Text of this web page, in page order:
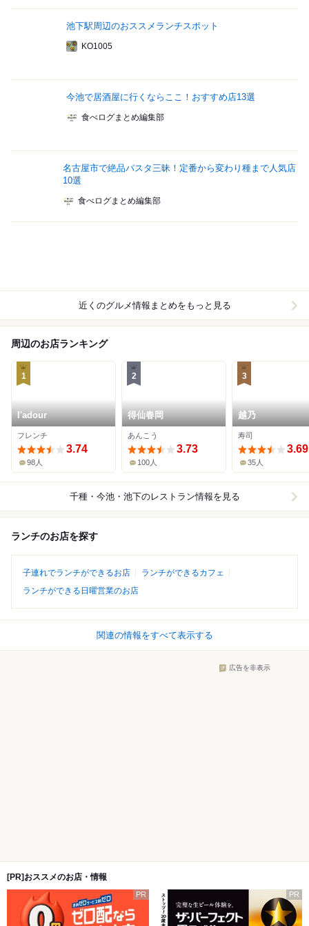
池下駅周辺のおススメランチスポット
KO1005
今池で居酒屋に行くならここ！おすすめ店13選
食べログまとめ編集部
名古屋市で絶品パスタ三昧！定番から変わり種まで人気店
10選
食べログまとめ編集部
近くのグルメ情報まとめをもっと見る
周辺のお店ランキング
1
l'adour
フレンチ
3.74
98人
2
得仙春岡
あんこう
3.73
100人
3
越乃
寿司
3.69
35人
千種・今池・池下のレストラン情報を見る
ランチのお店を探す
子連れでランチができるお店
ランチができるカフェ
ランチができる日曜営業のお店
関連の情報をすべて表示する
広告を非表示
[PR]おススメのお店・情報
PR PR